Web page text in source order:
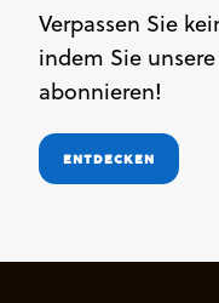
Verpassen Sie
indem Sie
abonnieren!
ENTDECKEN